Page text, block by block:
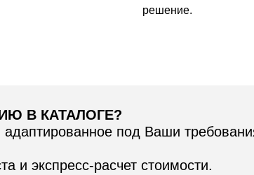
решение.
В КАТАЛОГЕ?
под Ваши
и экспресс-расчет стоимости.